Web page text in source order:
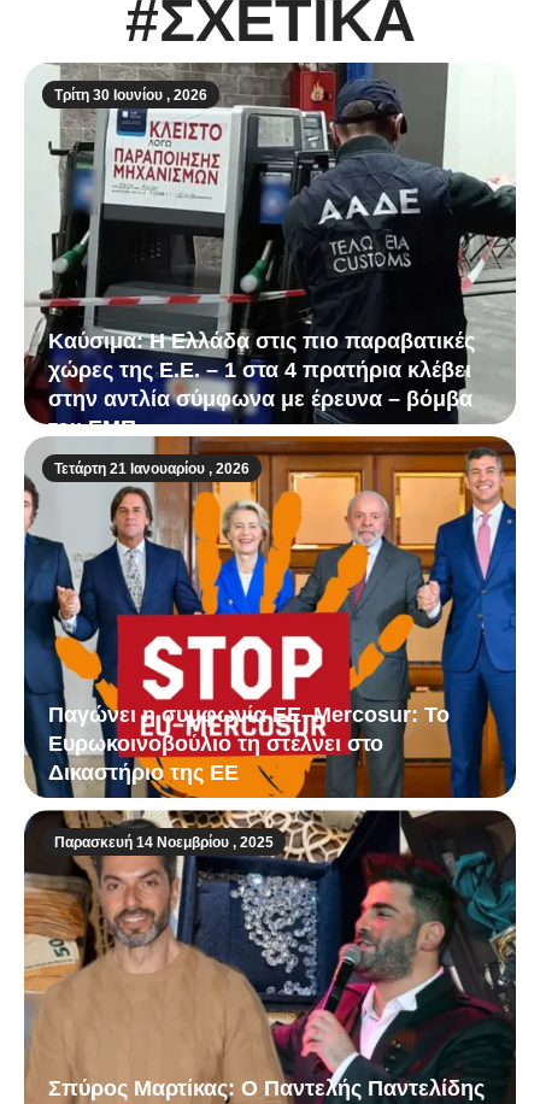
#ΣΧΕΤΙΚΑ
Τρίτη 30 Ιουνίου , 2026
Καύσιμα: Η Ελλάδα στις πιο παραβατικές
χώρες της Ε.Ε. – 1 στα 4 πρατήρια κλέβει
στην αντλία σύμφωνα με έρευνα – βόμβα
του ΕΜΠ
Τετάρτη 21 Ιανουαρίου , 2026
Παγώνει η συμφωνία ΕΕ–Mercosur: Το
Ευρωκοινοβούλιο τη στέλνει στο
Δικαστήριο της ΕΕ
Παρασκευή 14 Νοεμβρίου , 2025
Σπύρος Μαρτίκας: Ο Παντελής Παντελίδης